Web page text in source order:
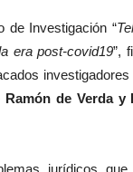
de Investigación “
era post-covid19”,
Ramón de Verda y
jurídicos